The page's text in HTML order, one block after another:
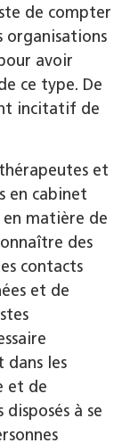
de compter
organisations
avoir
ce type. De
incitatif de
et
en cabinet
en matière de
des
contacts
et de
dans les
et de
à se